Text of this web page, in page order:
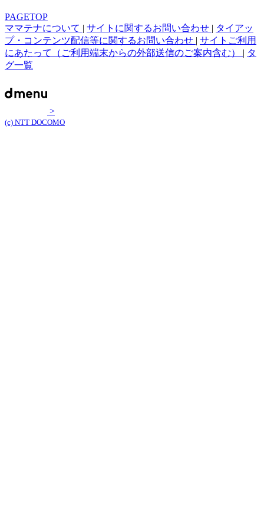
PAGETOP
ママテナについて
サイトに関するお問い合わせ
タイアッ
プ・コンテンツ配信等に関するお問い合わせ
サイトご利用
にあたって（ご利用端末からの外部送信のご案内含む）
タ
グ一覧
>
(c) NTT DOCOMO